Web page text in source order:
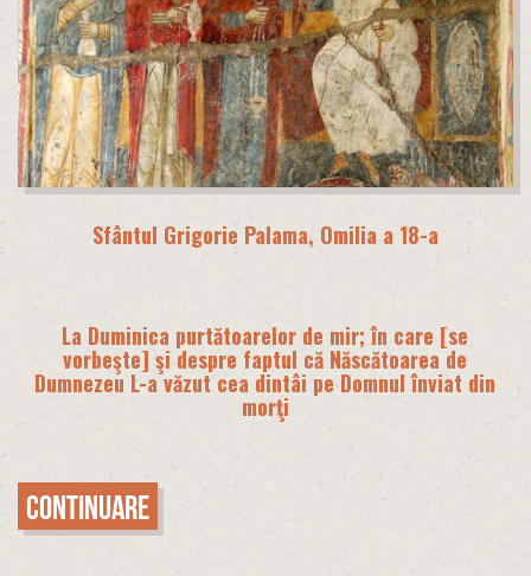
Sfântul Grigorie Palama, Omilia a 18-a
La Duminica purtătoarelor de mir; în care [se
vorbeşte] şi despre faptul că Născătoarea de
Dumnezeu L-a văzut cea dintâi pe Domnul înviat din
morţi
Continuare